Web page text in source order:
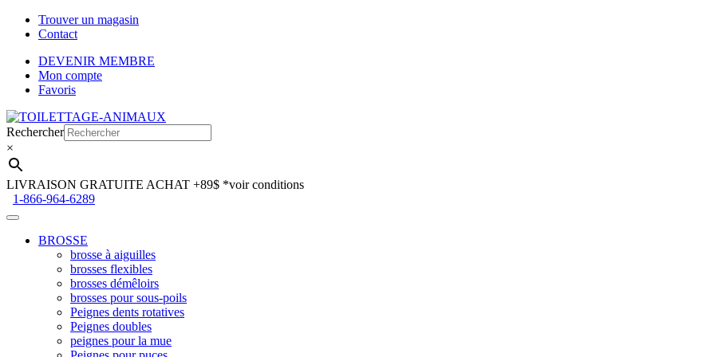
Trouver un magasin
Contact
DEVENIR MEMBRE
Mon compte
Favoris
Aller
à
la
navigation
Aller
au
contenu
Rechercher
×
LIVRAISON GRATUITE ACHAT +89$ *voir conditions
1-866-964-6289
BROSSE
brosse à aiguilles
brosses flexibles
brosses démêloirs
brosses pour sous-poils
Peignes dents rotatives
Peignes doubles
peignes pour la mue